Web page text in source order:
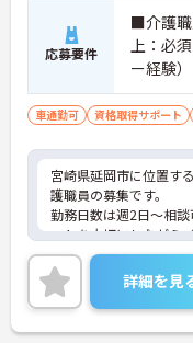
応募要件
■介護職
上：必
ー経験
可）：
車通勤可 資格取得サポート
宮崎県延岡市に位置す
護職員の募集です。
勤務日数は週2日～相
ートを大切にしながら
育児休業や介護休業の
ージが変化しても働け
ご興味のある方には、
に詳細をご案内します
い！
詳細を見